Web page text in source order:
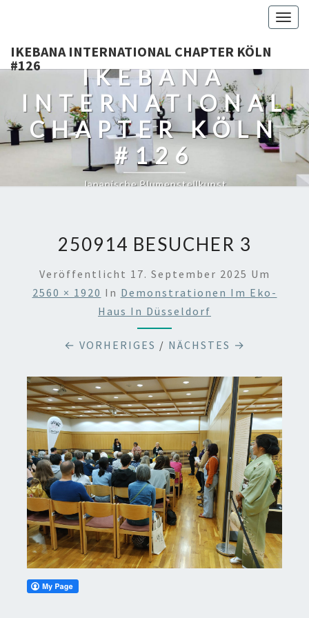
IKEBANA INTERNATIONAL CHAPTER KÖLN
#126
IKEBANA
INTERNATIONAL
CHAPTER KÖLN
#126
Japanische Blumenstellkunst
250914 BESUCHER 3
Veröffentlicht 17. September 2025 Um
2560 × 1920 In Demonstrationen Im Eko-
Haus In Düsseldorf
← VORHERIGES / NÄCHSTES →